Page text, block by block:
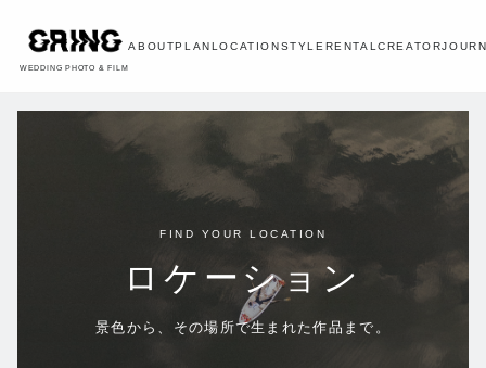
WEDDING PHOTO & FILM
ABOUTPLANLOCATIONSTYLE RENTALCREATOR
FIND YOUR LOCATION
ロケーション
景色から、その場所で生まれた作品まで。